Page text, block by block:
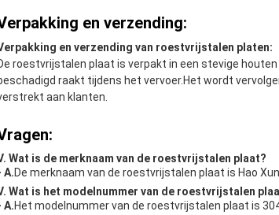
en verzending:
en verzending van roestvrijstalen platen:
roestvrijstalen plaat is verpakt in een stevige
raakt tijdens het vervoer.Het wordt
aan klanten.
Wat is de merknaam van de roestvrijstalen plaat?
A.De merknaam van de roestvrijstalen plaat is Hao Xun
Wat is het modelnummer van de roestvrijstalen
A.Het modelnummer van de roestvrijstalen plaat is